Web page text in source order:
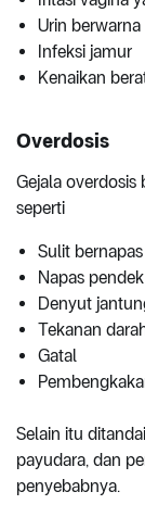
Urin berwarna
Infeksi jamur
Kenaikan
Overdosis
Gejala overdosis
seperti
Sulit bernapas
Napas
Denyut
Tekanan
Gatal
Selain itu
payudara, dan
penyebabnya.